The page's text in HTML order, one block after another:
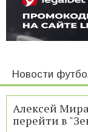
Новости
Алексей
перейти в